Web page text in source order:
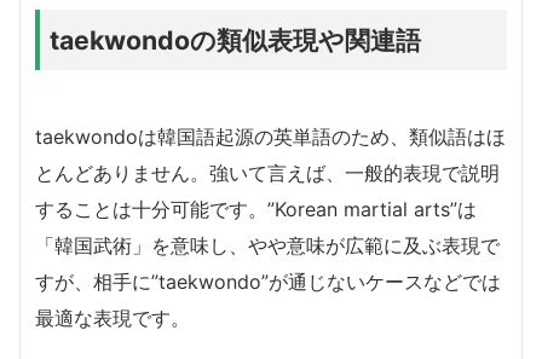
taekwondoの類似表現や関連語
taekwondoは韓国語起源の英単語のため、類似語はほ
とんどありません。強いて言えば、一般的表現で説明
することは十分可能です。”Korean martial arts”は
「韓国武術」を意味し、やや意味が広範に及ぶ表現で
すが、相手に”taekwondo”が通じないケースなどでは
最適な表現です。